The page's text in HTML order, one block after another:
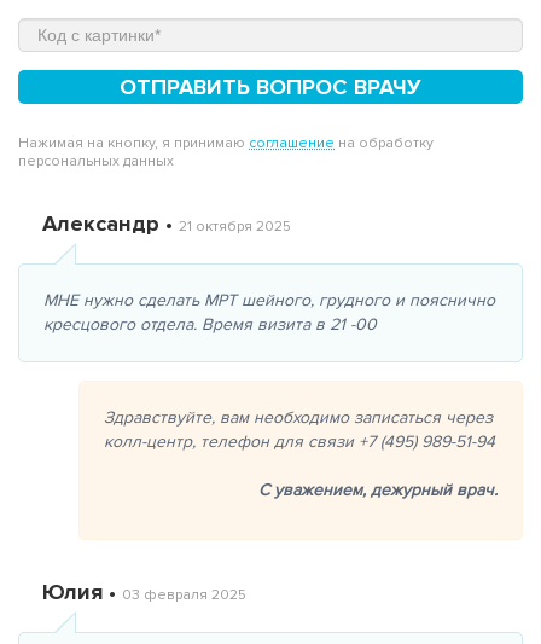
ОТПРАВИТЬ ВОПРОС ВРАЧУ
Нажимая на кнопку, я принимаю соглашение на обработку
персональных данных
Александр • 21 октября 2025
МНЕ нужно сделать МРТ шейного, грудного и пояснично
кресцового отдела. Время визита в 21 -00
Здравствуйте, вам необходимо записаться через
колл-центр, телефон для связи +7 (495) 989-51-94
С уважением, дежурный врач.
Юлия • 03 февраля 2025